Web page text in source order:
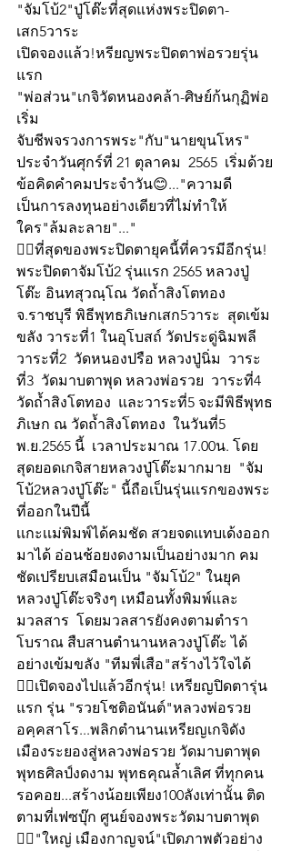
"จัมโบ้2"ปู่โต๊ะที่สุดแห่งพระปิดตา-
เสก5วาระ
เปิดจองแล้ว!หรียญพระปิดตาพ่อรวยรุ่น
แรก
"พ่อส่วน"เกจิวัดหนองคล้า-ศิษย์ก้นกุฏิพ่อ
เริ่ม
จับชีพจรวงการพระ"กับ"นายขุนโหร"
ประจำวันศุกร์ที่ 21 ตุลาคม  2565  เริ่มด้วย
ข้อคิดคำคมประจำวัน😊..."ความดี
เป็นการลงทุนอย่างเดียวที่ไม่ทำให้
ใคร"ล้มละลาย"..."
👍🏻ที่สุดของพระปิดตายุคนี้ที่ควรมีอีกรุ่น!
พระปิดตาจัมโบ้2 รุ่นเเรก 2565 หลวงปู่
โต๊ะ อินทสุวณฺโณ วัดถ้ำสิงโตทอง
จ.ราชบุรี พิธีพุทธภิเษกเสก5วาระ  สุดเข้ม
ขลัง วาระที่1 ในอุโบสถ์ วัดประดู่ฉิมพลี
วาระที่2  วัดหนองปรือ หลวงปู่นิ่ม  วาระ
ที่3  วัดมาบตาพุด หลวงพ่อรวย  วาระที่4
วัดถ้ำสิงโตทอง  และวาระที่5 จะมีพิธีพุทธ
ภิเษก ณ วัดถ้ำสิงโตทอง  ในวันที่5
พ.ย.2565 นี้  เวลาประมาณ 17.00น. โดย
สุดยอดเกจิสายหลวงปู่โต๊ะมากมาย  "จัม
โบ้2หลวงปู่โต๊ะ" นี้ถือเป็นรุ่นเเรกของพระ
ที่ออกในปีนี้
เเกะเเม่พิมพ์ได้คมชัด สวยจดเเทบเด้งออก
มาได้ อ่อนช้อยงดงามเป็นอย่างมาก คม
ชัดเปรียบเสมือนเป็น "จัมโบ้2" ในยุค
หลวงปู่โต๊ะจริงๆ เหมือนทั้งพิมพ์เเละ
มวลสาร  โดยมวลสารยังคงตามตำรา
โบราณ สืบสานตำนานหลวงปู่โต๊ะ ได้
อย่างเข้มขลัง "ทีมพี่เสือ"สร้างไว้ใจได้
👍🏻เปิดจองไปแล้วอีกรุ่น! เหรียญปิดตารุ่น
แรก รุ่น "รวยโชติอนันต์"หลวงพ่อรวย
อคฺคสาโร...พลิกตำนานเหรียญเกจิดัง
เมืองระยองสู่หลวงพ่อรวย วัดมาบตาพุด
พุทธศิลป์งดงาม พุทธคุณล้ำเลิศ ที่ทุกคน
รอคอย...สร้างน้อยเพียง100ลังเท่านั้น ติด
ตามที่เฟซบุ๊ก ศูนย์จองพระวัดมาบตาพุด
👍🏻"ใหญ่ เมืองกาญจน์"เปิดภาพตัวอย่าง